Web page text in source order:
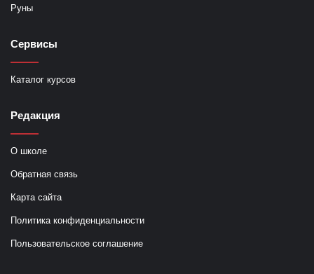
Руны
Сервисы
Каталог курсов
Редакция
О школе
Обратная связь
Карта сайта
Политика конфиденциальности
Пользовательское соглашение